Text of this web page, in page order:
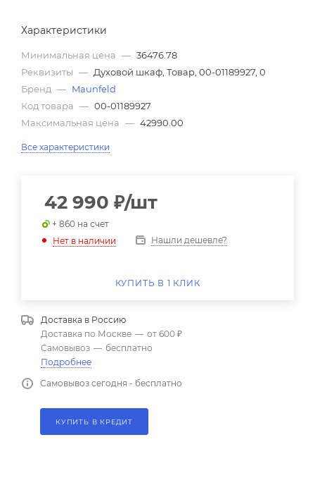
Характеристики
Минимальная цена — 36476.78
Реквизиты — Духовой шкаф, Товар, 00-01189927, 0
Бренд — Maunfeld
Код товара — 00-01189927
Максимальная цена — 42990.00
Все характеристики
42 990 ₽/шт
+ 860 на счет
Нет в наличии
Нашли дешевле?
КУПИТЬ В 1 КЛИК
Доставка в Россию
Доставка по Москве — от 600 ₽
Самовывоз — бесплатно
Подробнее
Самовывоз сегодня - бесплатно
КУПИТЬ В КРЕДИТ